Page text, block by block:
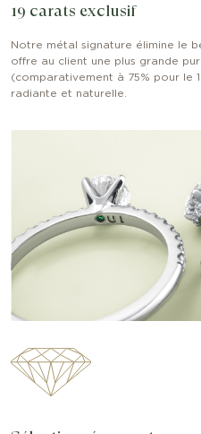
19 carats exclusif
Notre métal signature élimine le
offre au client une plus grande
(comparativement à 75% pour le
radiante et naturelle.